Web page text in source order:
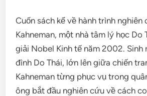
Cuốn sách kể về hành trình nghiên
Kahneman, một nhà tâm lý học
giải Nobel Kinh tế năm 2002. Sinh
đình Do Thái, lớn lên giữa chiến
Kahneman từng phục vụ trong
ông bắt đầu nghiên cứu về cách